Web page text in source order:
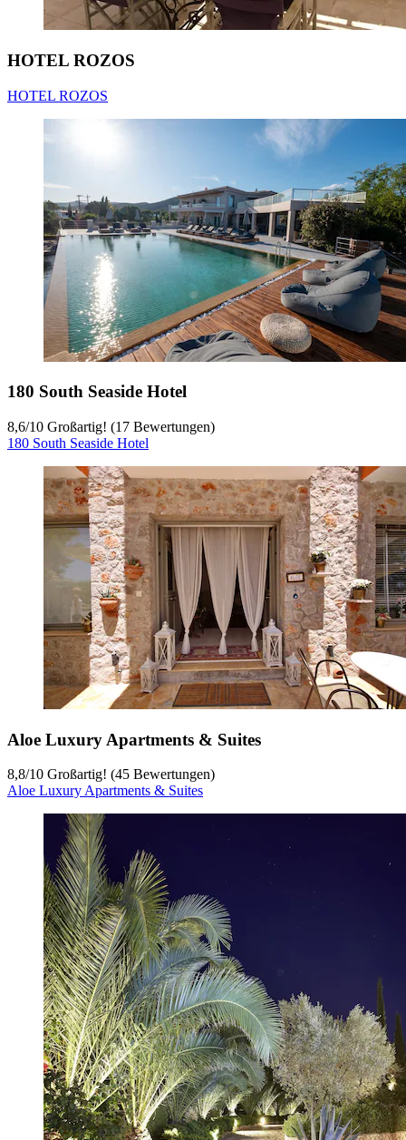
HOTEL ROZOS
HOTEL ROZOS
180 South Seaside Hotel
8,6/10 Großartig! (17 Bewertungen)
180 South Seaside Hotel
Aloe Luxury Apartments & Suites
8,8/10 Großartig! (45 Bewertungen)
Aloe Luxury Apartments & Suites